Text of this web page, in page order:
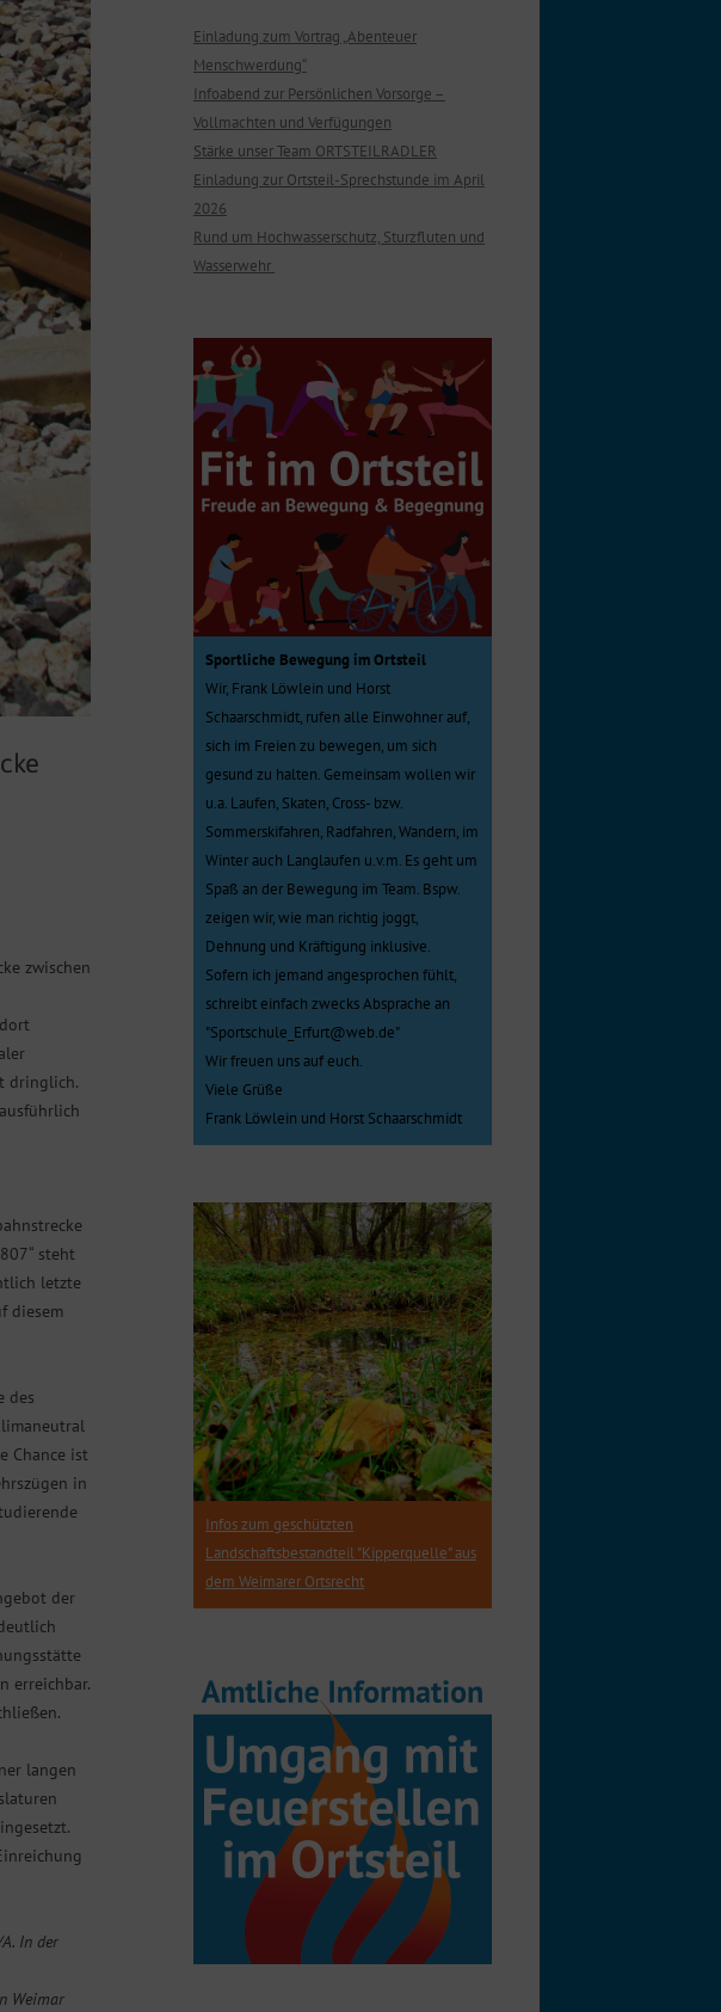
zwischen
dringlich.
steht
letzte
diesem
des
Chance ist
in
der
erreichbar.
langen
In der
Weimar
Einladung zum Vortrag „Abenteuer
Menschwerdung“
Infoabend zur Persönlichen Vorsorge –
Vollmachten und Verfügungen
Stärke unser Team ORTSTEILRADLER
Einladung zur Ortsteil-Sprechstunde im April
2026
Rund um Hochwasserschutz, Sturzfluten und
Wasserwehr
Sportliche Bewegung im Ortsteil
Wir, Frank Löwlein und Horst
Schaarschmidt, rufen alle Einwohner auf,
sich im Freien zu bewegen, um sich
gesund zu halten. Gemeinsam wollen wir
u.a. Laufen, Skaten, Cross- bzw.
Sommerskifahren, Radfahren, Wandern, im
Winter auch Langlaufen u.v.m. Es geht um
Spaß an der Bewegung im Team. Bspw.
zeigen wir, wie man richtig joggt,
Dehnung und Kräftigung inklusive.
Sofern ich jemand angesprochen fühlt,
schreibt einfach zwecks Absprache an
"Sportschule_Erfurt@web.de"
Wir freuen uns auf euch.
Viele Grüße
Frank Löwlein und Horst Schaarschmidt
Infos zum geschützten
Landschaftsbestandteil "Kipperquelle" aus
dem Weimarer Ortsrecht